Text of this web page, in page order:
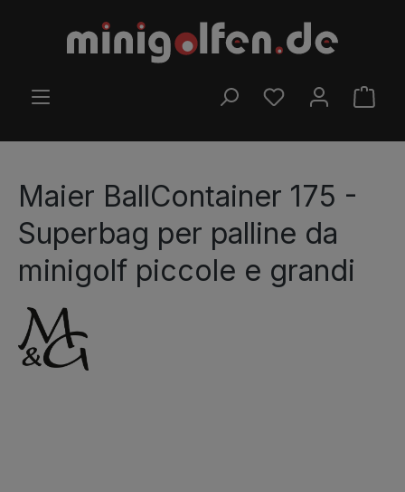
Passa al contenuto principale
HAI 0 ARTICOLIIL
Maier BallContainer 175 -
Superbag per palline da
minigolf piccole e grandi